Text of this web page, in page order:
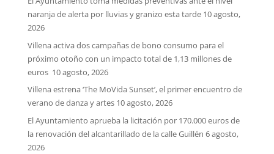
naranja de alerta por lluvias y granizo esta tarde 10 agosto,
2026
Villena activa dos campañas de bono consumo para el
próximo otoño con un impacto total de 1,13 millones de
euros 10 agosto, 2026
Villena estrena ‘The MoVida Sunset’, el primer encuentro de
verano de danza y artes 10 agosto, 2026
El Ayuntamiento aprueba la licitación por 170.000 euros de
la renovación del alcantarillado de la calle Guillén 6 agosto,
2026